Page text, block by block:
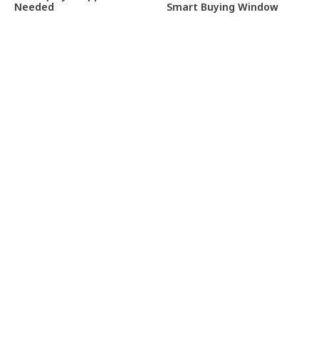
Needed
Smart Buying Window